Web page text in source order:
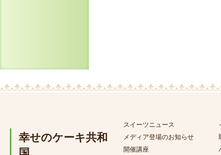
幸せのケーキ共和
スイーツニュース
メディア登場のお知らせ
開催講座